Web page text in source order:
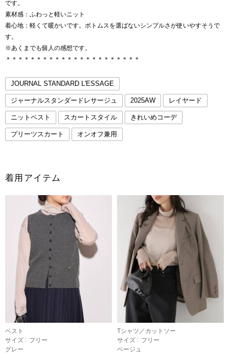
です。
素材感：ふわっと軽いニット
着心地：軽くて暖かいです。ボトムスを選ばないシンプルさが使いやすそうで
す。
※あくまでも個人の感想です。
＊＊＊＊＊＊＊＊＊＊＊＊＊＊＊＊＊＊＊＊＊＊
JOURNAL STANDARD L'ESSAGE
ジャーナルスタンダードレサージュ 2025AW レイヤード
ニットベスト スカートスタイル きれいめコーデ
プリーツスカート オンオフ兼用
着用アイテム
ベスト
サイズ : フリー
グレー
Tシャツ／カットソー
サイズ : フリー
ベージュ